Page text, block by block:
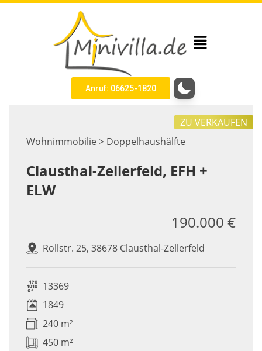
Anruf: 06625-1820
Wohnimmobilie > Doppelhaushälfte
ZU VERKAUFEN
Clausthal-Zellerfeld, EFH +
ELW
Rollstr. 25, 38678 Clausthal-Zellerfeld
190.000 €
13369
1849
240 m²
450 m²